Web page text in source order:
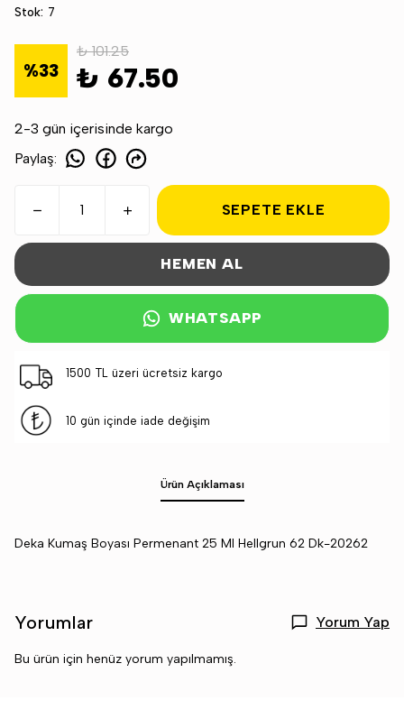
Stok: 7
%33
₺ 101.25
₺ 67.50
2-3 gün içerisinde kargo
Paylaş:
SEPETE EKLE
HEMEN AL
WHATSAPP
1500 TL üzeri ücretsiz kargo
10 gün içinde iade değişim
Ürün Açıklaması
Deka Kumaş Boyası Permenant 25 Ml Hellgrun 62 Dk-20262
Yorumlar Yorum Yap
Bu ürün için henüz yorum yapılmamış.